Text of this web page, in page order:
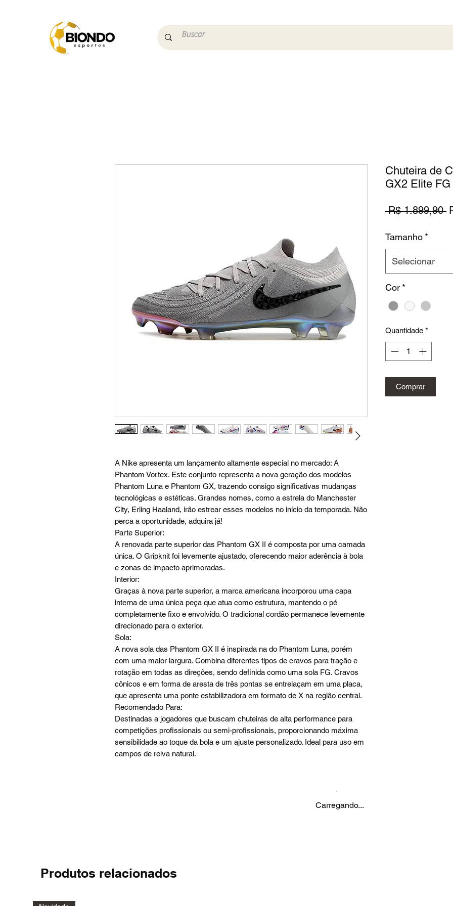
A Nike apresenta um lançamento altamente especial no mercado: A
Phantom Vortex. Este conjunto representa a nova geração dos modelos
Phantom Luna e Phantom GX, trazendo consigo significativas mudanças
tecnológicas e estéticas. Grandes nomes, como a estrela do Manchester
City, Erling Haaland, irão estrear esses modelos no início da temporada. Não
perca a oportunidade, adquira já!
Parte Superior:
A renovada parte superior das Phantom GX II é composta por uma camada
única. O Gripknit foi levemente ajustado, oferecendo maior aderência à bola
e zonas de impacto aprimoradas.
Interior:
Graças à nova parte superior, a marca americana incorporou uma capa
interna de uma única peça que atua como estrutura, mantendo o pé
completamente fixo e envolvido. O tradicional cordão permanece levemente
direcionado para o exterior.
Sola:
A nova sola das Phantom GX II é inspirada na do Phantom Luna, porém
com uma maior largura. Combina diferentes tipos de cravos para tração e
rotação em todas as direções, sendo definida como uma sola FG. Cravos
cônicos e em forma de aresta de três pontas se entrelaçam em uma placa,
que apresenta uma ponte estabilizadora em formato de X na região central.
Recomendado Para:
Destinadas a jogadores que buscam chuteiras de alta performance para
competições profissionais ou semi-profissionais, proporcionando máxima
sensibilidade ao toque da bola e um ajuste personalizado. Ideal para uso em
campos de relva natural.
Chuteira de
GX2 Elite FG
R$ 1.899,90
Tamanho *
Selecionar
Cor *
Quantidade *
Comprar
Carregando...
Produtos relacionados